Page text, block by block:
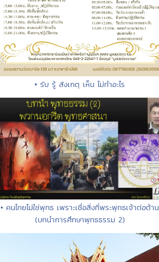
• รับ รู้ สังเกตุ เห็น ไม่ทำอะไร
• คนไทยไม่ใช่พุทธ เพราะเชื่อสิ่งที่พระพุทธเจ้าต่อต้าน
(บทนำการศึกษาพุทธธรรม 2)